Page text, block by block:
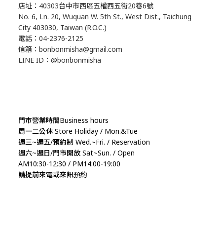
店址：40303台中市西區五權西五街20巷6號
No. 6, Ln. 20, Wuquan W. 5th St., West Dist., Taichung
City 403030, Taiwan (R.O.C.)
電話：04-2376-2125
信箱：bonbonmisha@gmail.com
LINE ID：@bonbonmisha
門市營業時間Business hours
周一二公休 Store Holiday / Mon.&Tue
週三~週五/預約制 Wed.~Fri. / Reservation
週六~週日/門市開放 Sat~Sun. / Open
AM10:30-12:30 / PM14:00-19:00
請提前來電或來訊預約